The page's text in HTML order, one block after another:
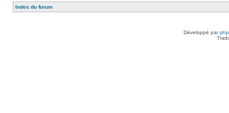
Index du forum
Développé par